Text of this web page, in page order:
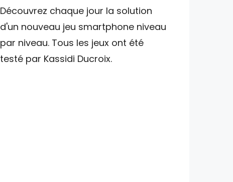
Découvrez chaque jour la solution
d'un nouveau jeu smartphone niveau
par niveau. Tous les jeux ont été
testé par Kassidi Ducroix.